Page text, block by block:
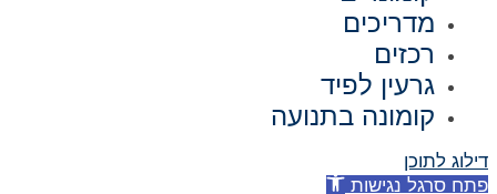
מדריכים
רכזים
גרעין לפיד
קומונה בתנועה
דילוג לתוכן
פתח סרגל נגישות